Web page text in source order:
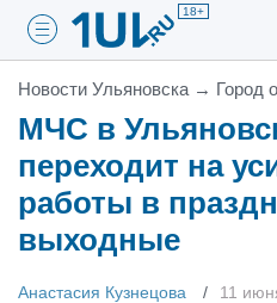
18+
Новости Ульяновска → Город
МЧС в
переходит на
работы в
выходные
Анастасия Кузнецова 11